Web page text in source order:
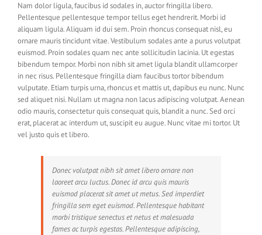
Nam dolor ligula, faucibus id sodales in, auctor fringilla libero.
Pellentesque pellentesque tempor tellus eget hendrerit. Morbi id
aliquam ligula. Aliquam id dui sem. Proin rhoncus consequat nisl, eu
ornare mauris tincidunt vitae. Vestibulum sodales ante a purus volutpat
euismod. Proin sodales quam nec ante sollicitudin lacinia. Ut egestas
bibendum tempor. Morbi non nibh sit amet ligula blandit ullamcorper
in nec risus. Pellentesque fringilla diam faucibus tortor bibendum
vulputate. Etiam turpis urna, rhoncus et mattis ut, dapibus eu nunc. Nunc
sed aliquet nisi. Nullam ut magna non lacus adipiscing volutpat. Aenean
odio mauris, consectetur quis consequat quis, blandit a nunc. Sed orci
erat, placerat ac interdum ut, suscipit eu augue. Nunc vitae mi tortor. Ut
vel justo quis et libero.
Donec volutpat nibh sit amet libero ornare non
laoreet arcu luctus. Donec id arcu quis mauris
euismod placerat sit amet ut metus. Sed imperdiet
fringilla sem eget euismod. Pellentesque habitant
morbi tristique senectus et netus et malesuada
fames ac turpis egestas. Pellentesque adipiscing,